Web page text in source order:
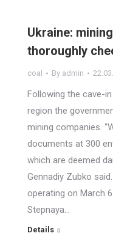
Ukraine:
thoroughly
coal By admin
Following the cave-
region the
mining companies.
documents at 300
which are deemed
Gennadiy Zubko
operating on March
Stepnaya…
Details